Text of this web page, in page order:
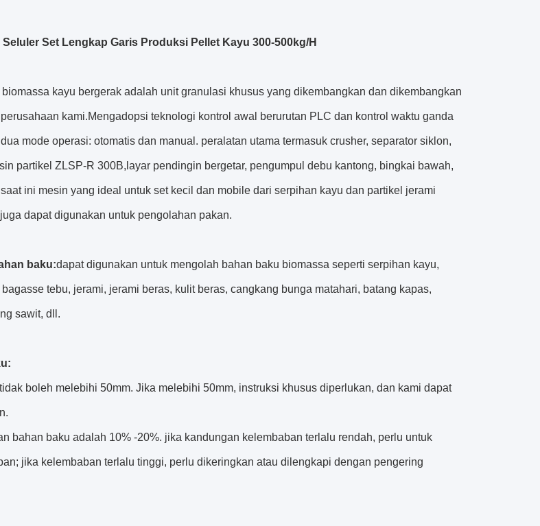
Set Lengkap Garis Produksi Pellet Kayu 300-500kg/H
kayu bergerak adalah unit granulasi khusus yang dikembangkan dan dikembangkan
kami.Mengadopsi teknologi kontrol awal berurutan PLC dan kontrol waktu ganda
mode operasi: otomatis dan manual. peralatan utama termasuk crusher, separator siklon,
partikel ZLSP-R 300B,layar pendingin bergetar, pengumpul debu kantong, bingkai bawah,
ini mesin yang ideal untuk set kecil dan mobile dari serpihan kayu dan partikel jerami
dapat digunakan untuk pengolahan pakan.
baku:dapat digunakan untuk mengolah bahan baku biomassa seperti serpihan kayu,
tebu, jerami, jerami beras, kulit beras, cangkang bunga matahari, batang kapas,
sawit, dll.
boleh melebihi 50mm. Jika melebihi 50mm, instruksi khusus diperlukan, dan kami dapat
bahan baku adalah 10% -20%. jika kandungan kelembaban terlalu rendah, perlu untuk
jika kelembaban terlalu tinggi, perlu dikeringkan atau dilengkapi dengan pengering